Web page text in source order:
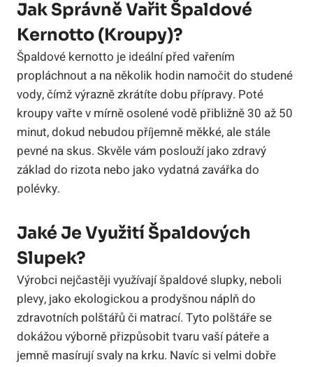
Jak Správně Vařit Špaldové
Kernotto (kroupy)?
Špaldové kernotto je ideální před vařením
propláchnout a na několik hodin namočit do studené
vody, čímž výrazně zkrátíte dobu přípravy. Poté
kroupy vařte v mírně osolené vodě přibližně 30 až 50
minut, dokud nebudou příjemně měkké, ale stále
pevné na skus. Skvěle vám poslouží jako zdravý
základ do rizota nebo jako vydatná zavářka do
polévky.
Jaké Je Využití Špaldových
Slupek?
Výrobci nejčastěji využívají špaldové slupky, neboli
plevy, jako ekologickou a prodyšnou náplň do
zdravotních polštářů či matrací. Tyto polštáře se
dokážou výborně přizpůsobit tvaru vaší páteře a
jemně masírují svaly na krku. Navíc si velmi dobře